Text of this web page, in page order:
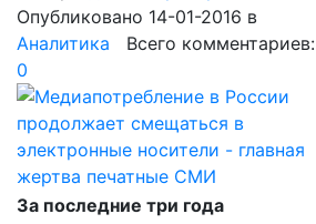
Опубликовано 14-01-2016 в
Аналитика Всего комментариев:
0
За последние три года